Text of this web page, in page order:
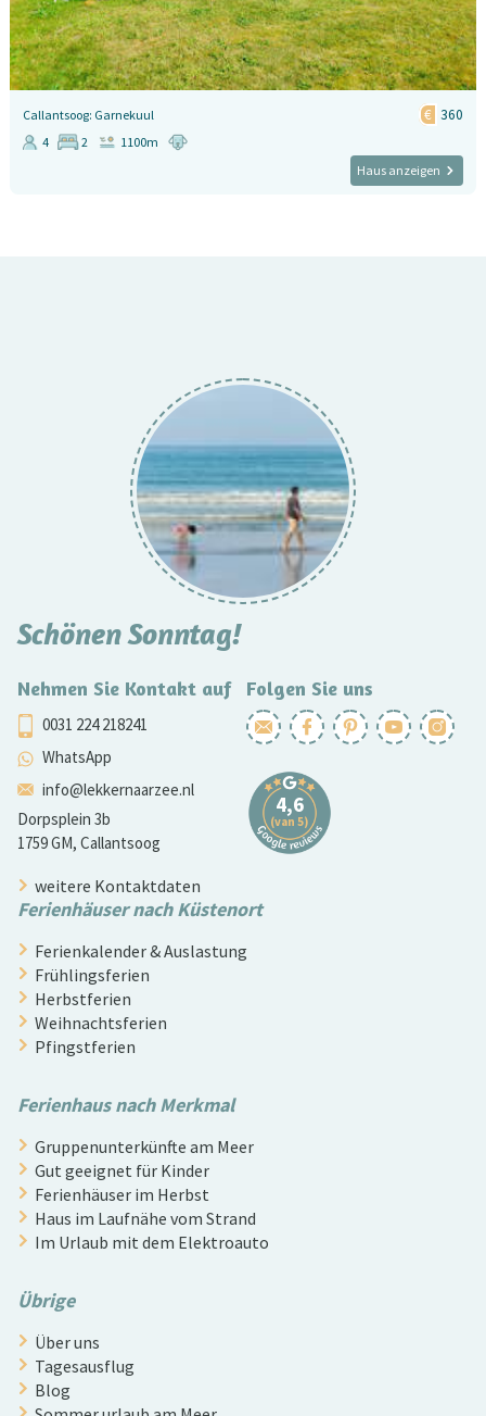
Callantsoog: Garnekuul 360
4 2
1100m
Haus anzeigen
Schönen Sonntag!
Nehmen Sie Kontakt auf
0031 224 218241
WhatsApp
info@lekkernaarzee.nl
Dorpsplein 3b
1759 GM, Callantsoog
Folgen Sie uns
weitere Kontaktdaten
Ferienhäuser nach Küstenort
Ferienkalender & Auslastung
Frühlingsferien
Herbstferien
Weihnachtsferien
Pfingstferien
Ferienhaus nach Merkmal
Gruppenunterkünfte am Meer
Gut geeignet für Kinder
Ferienhäuser im Herbst
Haus im Laufnähe vom Strand
Im Urlaub mit dem Elektroauto
Übrige
Über uns
Tagesausflug
Blog